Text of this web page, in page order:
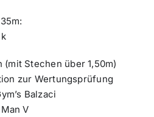
Stechen über 1,50m)
zur Wertungsprüfung
Balzaci
V